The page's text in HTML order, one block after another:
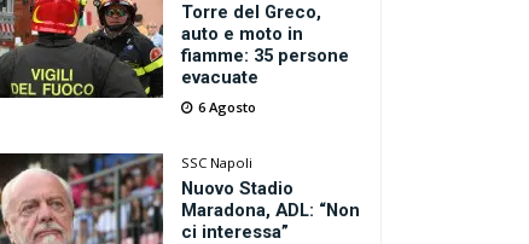
Torre del Greco,
auto e moto in
fiamme: 35 persone
evacuate
6 Agosto
SSC Napoli
Nuovo Stadio
Maradona, ADL: “Non
ci interessa”